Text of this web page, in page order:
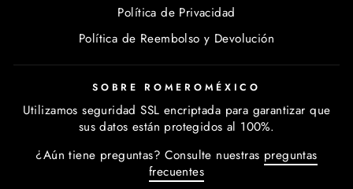
Política de Privacidad
Política de Reembolso y Devolución
SOBRE ROMEROMÉXICO
Utilizamos seguridad SSL encriptada para garantizar que
sus datos están protegidos al 100%.
¿Aún tiene preguntas? Consulte nuestras preguntas
frecuentes